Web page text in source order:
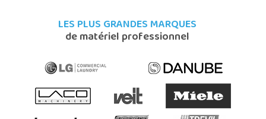
LES PLUS GRANDES MARQUES
de matériel professionnel